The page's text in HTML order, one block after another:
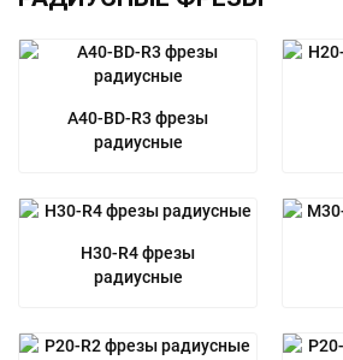
A40-BD-R3 фрезы
радиусные
H30-R4 фрезы
радиусные